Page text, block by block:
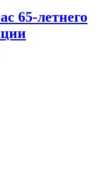
65-летнего